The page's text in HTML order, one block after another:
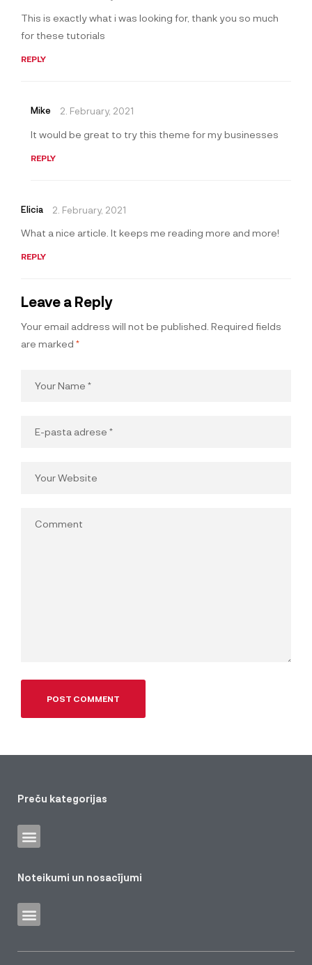
This is exactly what i was looking for, thank you so much
for these tutorials
REPLY
Mike 2. February, 2021
It would be great to try this theme for my businesses
REPLY
Elicia 2. February, 2021
What a nice article. It keeps me reading more and more!
REPLY
Leave a Reply
Your email address will not be published. Required fields
are marked *
Preču kategorijas
Noteikumi un nosacījumi